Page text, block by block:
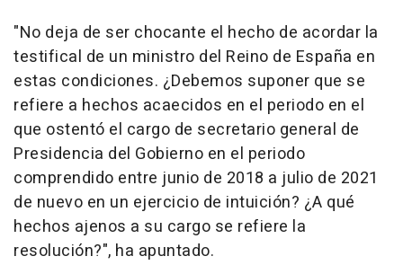
"No deja de ser chocante el hecho de acordar la
testifical de un ministro del Reino de España en
estas condiciones. ¿Debemos suponer que se
refiere a hechos acaecidos en el periodo en el
que ostentó el cargo de secretario general de
Presidencia del Gobierno en el periodo
comprendido entre junio de 2018 a julio de 2021
de nuevo en un ejercicio de intuición? ¿A qué
hechos ajenos a su cargo se refiere la
resolución?", ha apuntado.